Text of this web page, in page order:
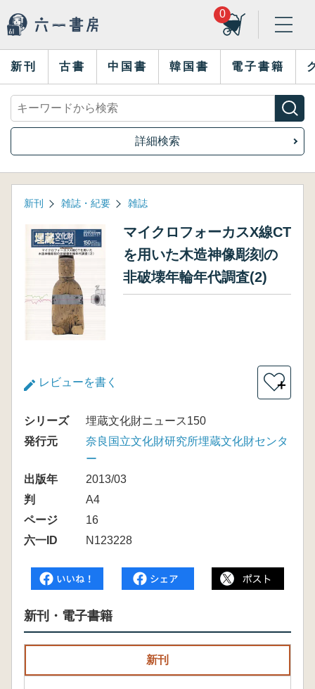
0
新刊 古書 中国書 韓国書 電子書籍
詳細検索
新刊 雑誌・紀要 雑誌
マイクロフォーカスX線CT
を用いた木造神像彫刻の
非破壊年輪年代調査(2)
レビューを書く ＋
シリーズ
埋蔵文化財ニュース150
発行元
奈良国立文化財研究所埋蔵文化財センタ
ー
出版年
2013/03
判
A4
ページ
16
六一ID
N123228
新刊・電子書籍
新刊